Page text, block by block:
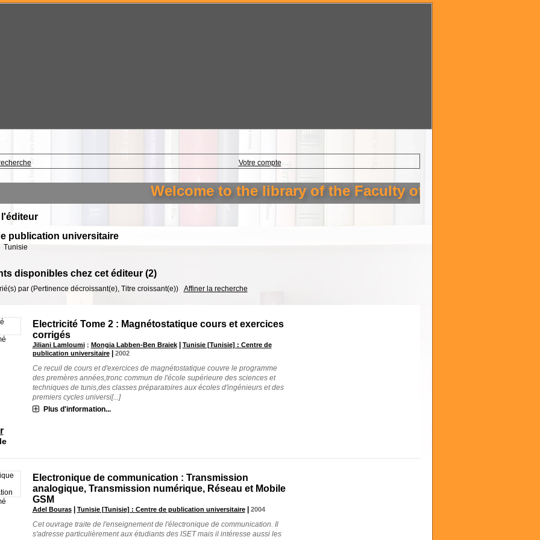
Votre compte
Welcome to the library of the Faculty of Technology Setif
l'éditeur
publication universitaire
Tunisie
disponibles chez cet éditeur (2)
par (Pertinence décroissant(e), Titre croissant(e)) Affiner la recherche
Electricité Tome 2 : Magnétostatique cours et exercices
corrigés
Jiliani Lamloumi; Mongia Labben-Ben Braiek
Tunisie [Tunisie] : Centre de
publication universitaire| 2002
Ce recuil de cours et d'exercices de magnétostatique couvre le programme
des premères années,tronc commun de l'école supérieure des sciences et
techniques de tunis,des classes préparatoires aux écoles d'ingénieurs et des
premiers cycles universi[...]
Plus d'information...
Electronique de communication : Transmission
analogique, Transmission numérique, Réseau et Mobile
GSM
Adel Bouras Tunisie [Tunisie] : Centre de publication universitaire| 2004
Cet ouvrage traite de l'enseignement de l'électronique de communication. Il
s'adresse particulièrement aux étudiants des ISET mais il intéresse aussi les